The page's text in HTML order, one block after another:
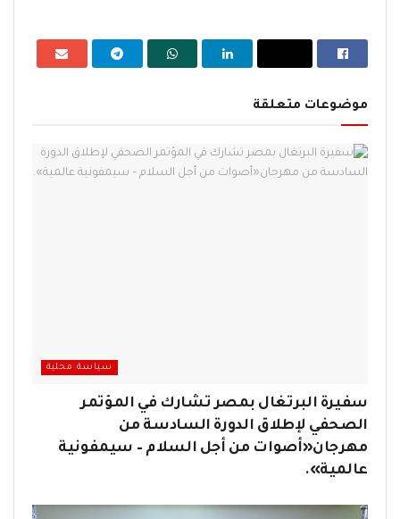
موضوعات متعلقة
سياسة محلية
سفيرة البرتغال بمصر تشارك في المؤتمر
الصحفي لإطلاق الدورة السادسة من
مهرجان«أصوات من أجل السلام – سيمفونية
عالمية».